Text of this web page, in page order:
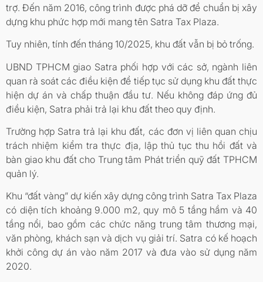
trợ. Đến năm 2016, công trình được phá dỡ để chuẩn bị xây
dựng khu phức hợp mới mang tên Satra Tax Plaza.
Tuy nhiên, tính đến tháng 10/2025, khu đất vẫn bị bỏ trống.
UBND TPHCM giao Satra phối hợp với các sở, ngành liên
quan rà soát các điều kiện để tiếp tục sử dụng khu đất thực
hiện dự án và chấp thuận đầu tư. Nếu không đáp ứng đủ
điều kiện, Satra phải trả lại khu đất theo quy định.
Trường hợp Satra trả lại khu đất, các đơn vị liên quan chịu
trách nhiệm kiểm tra thực địa, lập thủ tục thu hồi đất và
bàn giao khu đất cho Trung tâm Phát triển quỹ đất TPHCM
quản lý.
Khu “đất vàng” dự kiến xây dựng công trình Satra Tax Plaza
có diện tích khoảng 9.000 m2, quy mô 5 tầng hầm và 40
tầng nổi, bao gồm các chức năng trung tâm thương mại,
văn phòng, khách sạn và dịch vụ giải trí. Satra có kế hoạch
khởi công dự án vào năm 2017 và đưa vào sử dụng năm
2020.